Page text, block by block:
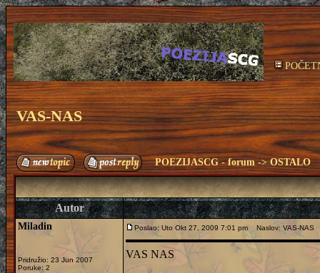
VAS-NAS
POEZIJASCG - forum ->OSTALO
Autor
Miladin
Pridružio: 23 Jun 2007
Poruke: 2
Poslao: Uto Okt 27, 2009 7:01 pm Naslov: VAS-NAS
VAS NAS